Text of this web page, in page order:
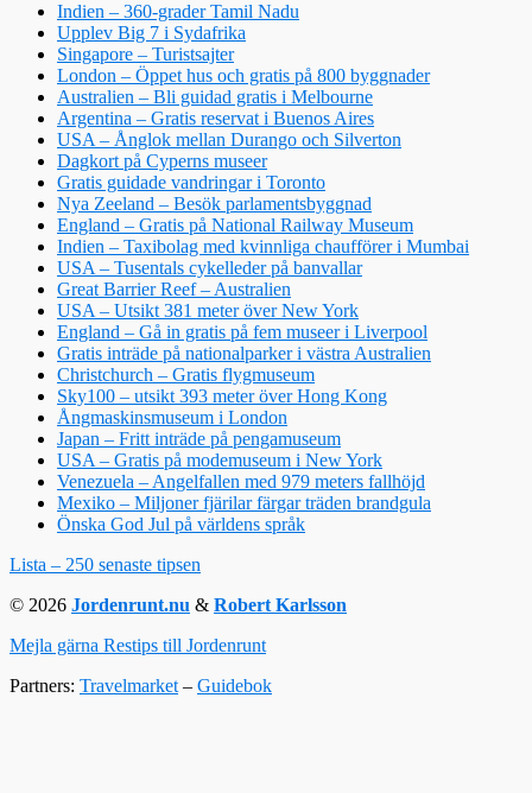
Indien – 360-grader Tamil Nadu
Upplev Big 7 i Sydafrika
Singapore – Turistsajter
London – Öppet hus och gratis på 800 byggnader
Australien – Bli guidad gratis i Melbourne
Argentina – Gratis reservat i Buenos Aires
USA – Ånglok mellan Durango och Silverton
Dagkort på Cyperns museer
Gratis guidade vandringar i Toronto
Nya Zeeland – Besök parlamentsbyggnad
England – Gratis på National Railway Museum
Indien – Taxibolag med kvinnliga chaufförer i Mumbai
USA – Tusentals cykelleder på banvallar
Great Barrier Reef – Australien
USA – Utsikt 381 meter över New York
England – Gå in gratis på fem museer i Liverpool
Gratis inträde på nationalparker i västra Australien
Christchurch – Gratis flygmuseum
Sky100 – utsikt 393 meter över Hong Kong
Ångmaskinsmuseum i London
Japan – Fritt inträde på pengamuseum
USA – Gratis på modemuseum i New York
Venezuela – Angelfallen med 979 meters fallhöjd
Mexiko – Miljoner fjärilar färgar träden brandgula
Önska God Jul på världens språk
Lista – 250 senaste tipsen
© 2026 Jordenrunt.nu & Robert Karlsson
Mejla gärna Restips till Jordenrunt
Partners: Travelmarket– Guidebok